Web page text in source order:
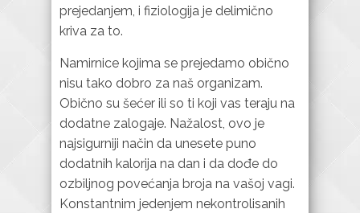
prejedanjem, i fiziologija je delimično
kriva za to.
Namirnice kojima se prejedamo obično
nisu tako dobro za naš organizam.
Obično su šećer ili so ti koji vas teraju na
dodatne zalogaje. Nažalost, ovo je
najsigurniji način da unesete puno
dodatnih kalorija na dan i da dođe do
ozbiljnog povećanja broja na vašoj vagi.
Konstantnim jedenjem nekontrolisanih